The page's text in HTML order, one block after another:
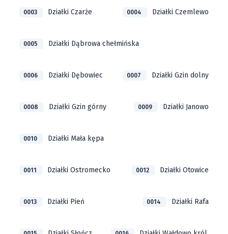
0003 Działki Czarże 0004 Działki Czemlewo
0005 Działki Dąbrowa chełmińska
0006 Działki Dębowiec 0007 Działki Gzin dolny
0008 Działki Gzin górny 0009 Działki Janowo
0010 Działki Mała kępa
0011 Działki Ostromecko 0012 Działki Otowice
0013 Działki Pień 0014 Działki Rafa